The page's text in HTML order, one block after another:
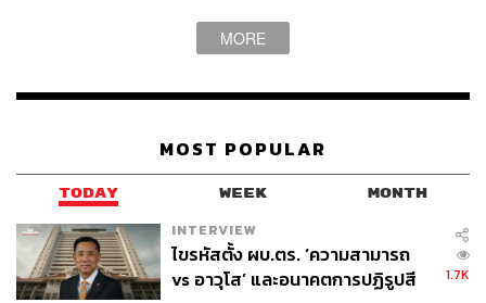
การคาดการณ์ภายใต้ยุทธศาสตร์ระยะยาวในการพัฒนาที่
เรือนกระจกในภาคการใช้ประโยชน์ของที่ดินและป่าไม้ของ
ภายในปี 2580 และอยู่ในระดับคงที่จนถึงสิ้นศตวรรษนี้ การ
คาดการณ์ดังกล่าวมาจากเป้าหมายการเพิ่มพื้นที่ป่าไม้ และ
พื้นที่สีเขียวในแผนยุทธศาสตร์ชาติ 20 ปี
สรุปโดยรวม ภาคการใช้ประโยชน์ของที่ดินและป่าไม้ (Land
Use, Land Use Change, and Forestry: LULUCF) จะมีส่วน
MORE
MOST POPULAR
TODAY WEEK MONTH
INTERVIEW
ไขรหัสตั้ง ผบ.ตร. ‘ความสามารถ
vs อาวุโส’ และอนาคตการปฏิรูปสี
1.7K